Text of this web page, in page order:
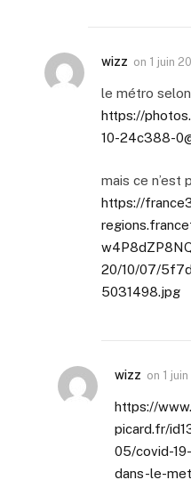
wizz on 1 juin
le métro
https://
10-24c388-
mais ce n’est
https://
20/10/07/
5031498.jpg
wizz on 1
https://
picard.fr/
05/covid-
dans-le-